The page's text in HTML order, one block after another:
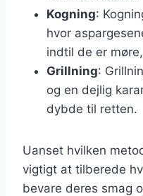
Kogning:
hvor
indtil de er
Grillning:
og en dejlig
dybde til retten.
Uanset hvilken
vigtigt at tilberede
bevare deres smag